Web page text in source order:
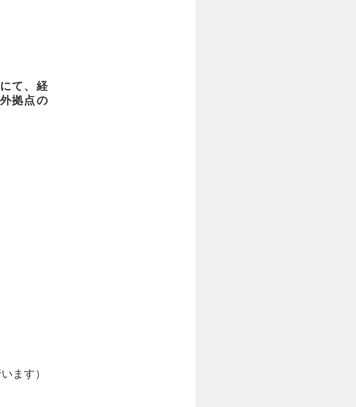
て、経
拠点の
ます）